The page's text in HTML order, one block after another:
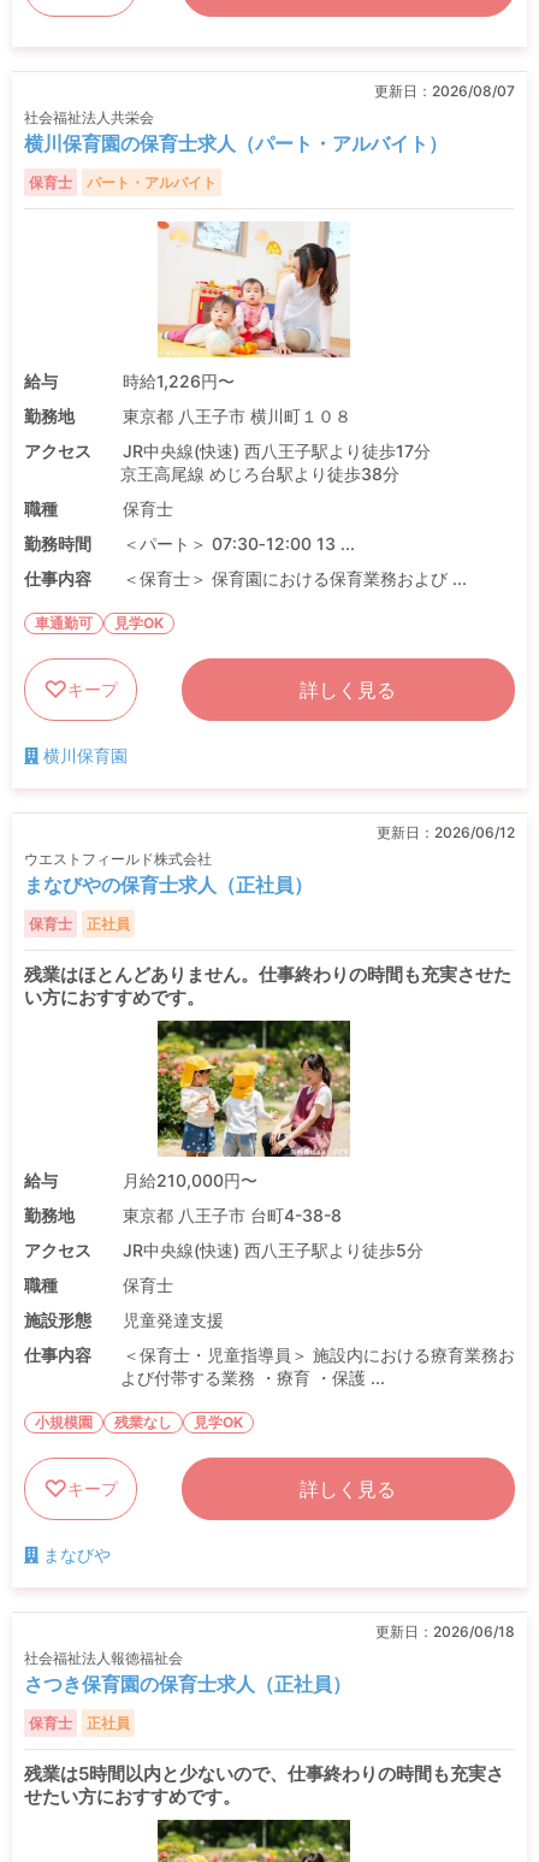
更新日： 2026/08/07
社会福祉法人共栄会
横川保育園の保育士求人（パート・アルバイト）
保育士 パート・アルバイト
給与
時給1,226円〜
勤務地
東京都 八王子市 横川町１０８
アクセス
JR中央線(快速) 西八王子駅より徒歩17分
京王高尾線 めじろ台駅より徒歩38分
職種
保育士
勤務時間
＜パート＞ 07:30‐12:00 13 ...
仕事内容
＜保育士＞ 保育園における保育業務および ...
車通勤可 見学OK
キープ 詳しく見る
横川保育園
更新日： 2026/06/12
ウエストフィールド株式会社
まなびやの保育士求人（正社員）
保育士 正社員
残業はほとんどありません。仕事終わりの時間も充実させた
い方におすすめです。
給与
月給210,000円〜
勤務地
東京都 八王子市 台町4-38-8
アクセス
JR中央線(快速) 西八王子駅より徒歩5分
職種
保育士
施設形態
児童発達支援
仕事内容
＜保育士・児童指導員＞ 施設内における療育業務お
よび付帯する業務 ・療育 ・保護 ...
小規模園 残業なし 見学OK
キープ 詳しく見る
まなびや
更新日： 2026/06/18
社会福祉法人報徳福祉会
さつき保育園の保育士求人（正社員）
保育士 正社員
残業は5時間以内と少ないので、仕事終わりの時間も充実さ
せたい方におすすめです。